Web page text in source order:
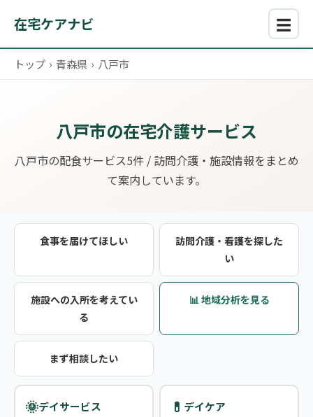
在宅ケアナビ ☰
トップ › 青森県 › 八戸市
八戸市の在宅介護サービス
八戸市の配食サービス5件 / 訪問介護・施設情報をまとめ
て案内しています。
食事を届けてほしい
訪問介護・看護を探した
い
施設への入所を考えてい
る
📊 地域分析を見る
まず相談したい
🌞デイサービス 💊 デイケア